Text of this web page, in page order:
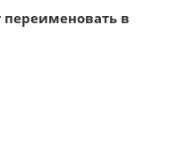
в